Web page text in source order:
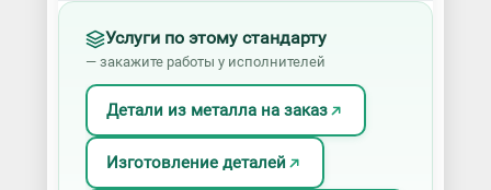
Услуги по этому стандарту
— закажите работы у исполнителей
Детали из металла на заказ
Изготовление деталей